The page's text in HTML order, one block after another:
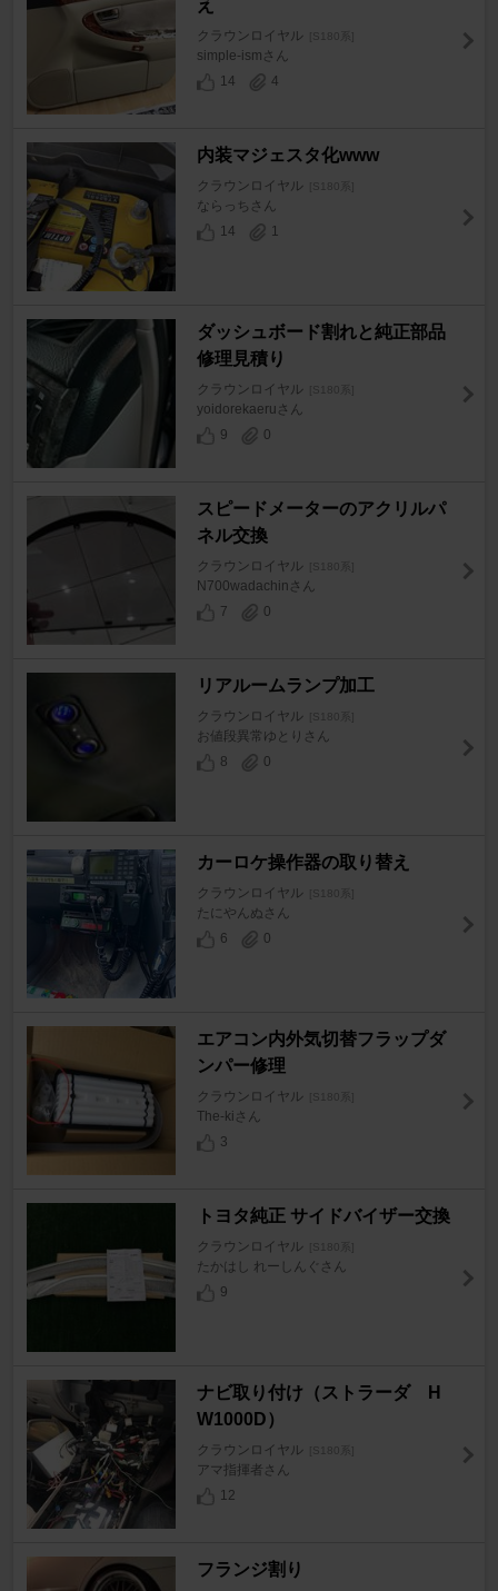
え
クラウンロイヤル [S180系]
simple-ismさん
14
4
内装マジェスタ化www
クラウンロイヤル [S180系]
ならっちさん
14
1
ダッシュボード割れと純正部品
修理見積り
クラウンロイヤル [S180系]
yoidorekaeruさん
9
0
スピードメーターのアクリルパ
ネル交換
クラウンロイヤル [S180系]
N700wadachinさん
7
0
リアルームランプ加工
クラウンロイヤル [S180系]
お値段異常ゆとりさん
8
0
カーロケ操作器の取り替え
クラウンロイヤル [S180系]
たにやんぬさん
6
0
エアコン内外気切替フラップダ
ンパー修理
クラウンロイヤル [S180系]
The-kiさん
3
トヨタ純正 サイドバイザー交換
クラウンロイヤル [S180系]
たかはし れーしんぐさん
9
ナビ取り付け（ストラーダ H
W1000D）
クラウンロイヤル [S180系]
アマ指揮者さん
12
フランジ割り